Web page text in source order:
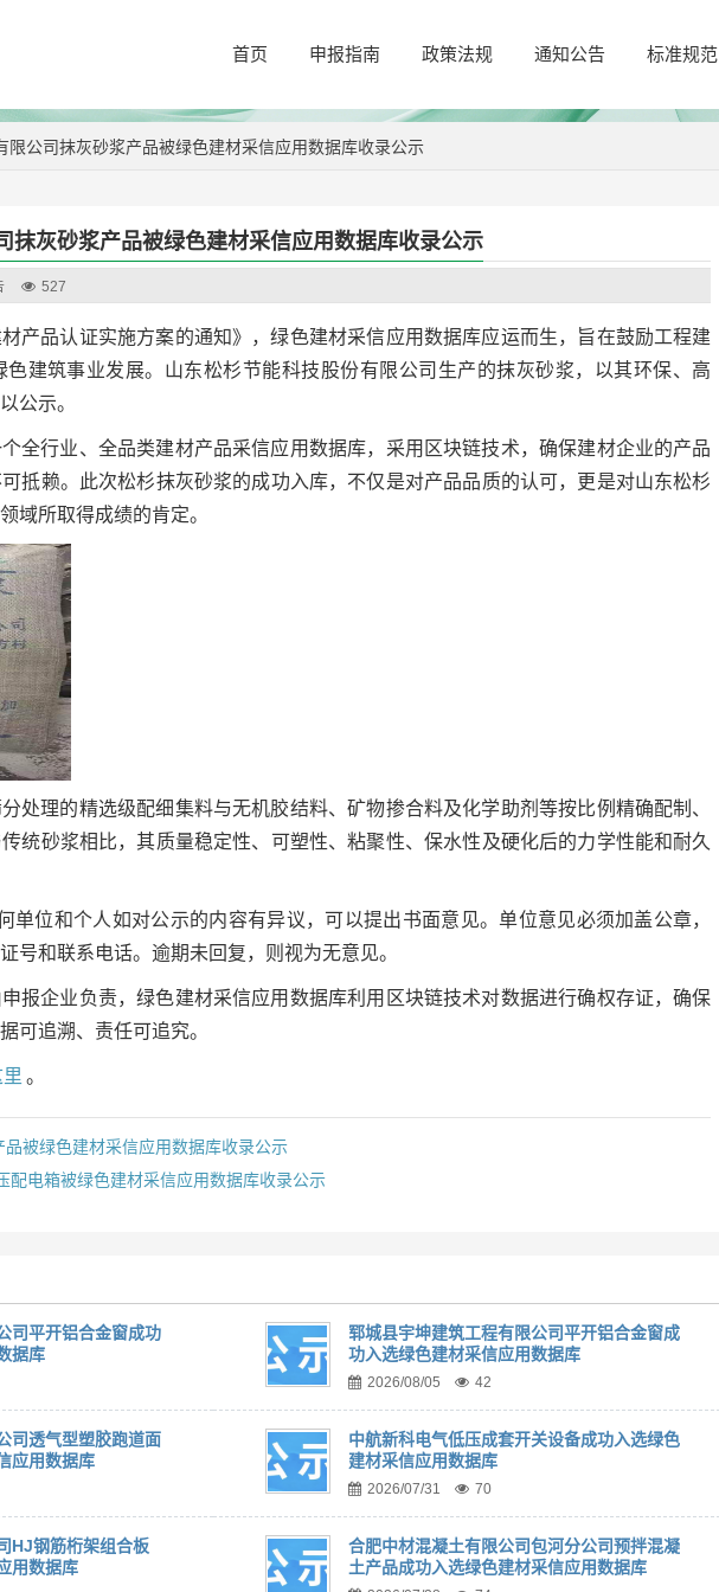
首页 申报指南 政策法规 通知公告 标准规范
限公司抹灰砂浆产品被绿色建材采信应用数据库收录公示
抹灰砂浆产品被绿色建材采信应用数据库收录公示
527
产品认证实施方案的通知》，绿色建材采信应用数据库应运而生，旨在鼓励工程建
建筑事业发展。山东松杉节能科技股份有限公司生产的抹灰砂浆，以其环保、高
公示。
全行业、全品类建材产品采信应用数据库，采用区块链技术，确保建材企业的产品
抵赖。此次松杉抹灰砂浆的成功入库，不仅是对产品品质的认可，更是对山东松杉
域所取得成绩的肯定。
处理的精选级配细集料与无机胶结料、矿物掺合料及化学助剂等按比例精确配制、
统砂浆相比，其质量稳定性、可塑性、粘聚性、保水性及硬化后的力学性能和耐久
单位和个人如对公示的内容有异议，可以提出书面意见。单位意见必须加盖公章，
号和联系电话。逾期未回复，则视为无意见。
报企业负责，绿色建材采信应用数据库利用区块链技术对数据进行确权存证，确保
可追溯、责任可追究。
。
被绿色建材采信应用数据库收录公示
配电箱被绿色建材采信应用数据库收录公示
司平开铝合金窗成功
据库
郓城县宇坤建筑工程有限公司平开铝合金窗成
功入选绿色建材采信应用数据库
2026/08/05 42
司透气型塑胶跑道面
应用数据库
中航新科电气低压成套开关设备成功入选绿色
建材采信应用数据库
2026/07/31 70
HJ钢筋桁架组合板
用数据库
合肥中材混凝土有限公司包河分公司预拌混凝
土产品成功入选绿色建材采信应用数据库